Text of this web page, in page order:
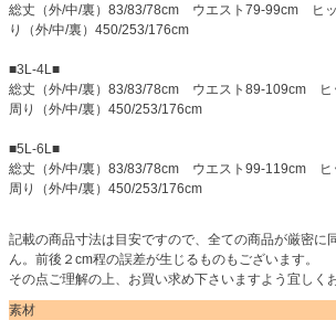
総丈（外/中/裏）83/83/78cm ウエスト79-99cm ヒ
り（外/中/裏）450/253/176cm
■3L-4L■
総丈（外/中/裏）83/83/78cm ウエスト89-109cm
周り（外/中/裏）450/253/176cm
■5L-6L■
総丈（外/中/裏）83/83/78cm ウエスト99-119cm
周り（外/中/裏）450/253/176cm
記載の商品寸法は目安ですので、全ての商品が厳密に
ん。前後２cm程の誤差が生じるものもございます。
その点ご理解の上、お買い求め下さいますよう宜しく
素材